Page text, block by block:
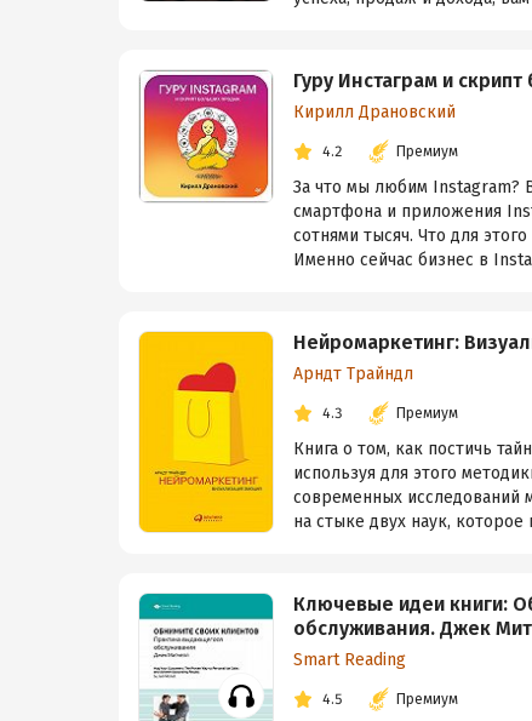
Гуру Инстаграм и
Кирилл Драновский
4.2 Премиум
За что мы любим Instagram?
смартфона и приложения
сотнями тысяч. Что для
Именно сейчас бизнес в
Нейромаркетинг:
Арндт Трайндл
4.3 Премиум
Книга о том, как постичь
используя для этого
современных исследований
на стыке двух наук, которое
Ключевые идеи книги:
обслуживания. Джек
Smart Reading
4.5 Премиум